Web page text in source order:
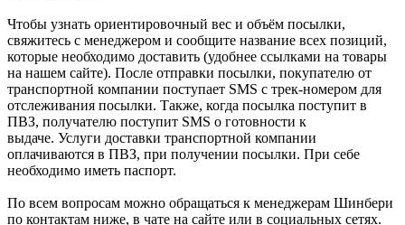
Чтобы узнать ориентировочный вес и объём посылки,
свяжитесь с менеджером и сообщите название всех позиций,
которые необходимо доставить (удобнее ссылками на товары
на нашем сайте). После отправки посылки, покупателю от
транспортной компании поступает SMS с трек-номером для
отслеживания посылки. Также, когда посылка поступит в
ПВЗ, получателю поступит SMS о готовности к
выдаче. Услуги доставки транспортной компании
оплачиваются в ПВЗ, при получении посылки. При себе
необходимо иметь паспорт.
По всем вопросам можно обращаться к менеджерам Шинбери
по контактам ниже, в чате на сайте или в социальных сетях.